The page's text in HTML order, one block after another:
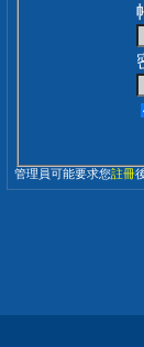
管理員可能要求您註冊